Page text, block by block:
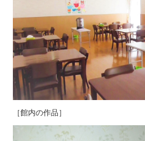
［館内の作品］